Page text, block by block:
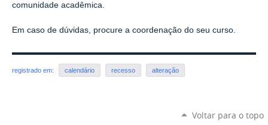
comunidade acadêmica.
Em caso de dúvidas, procure a coordenação do seu curso.
registrado em: calendário recesso alteração
Voltar para o topo